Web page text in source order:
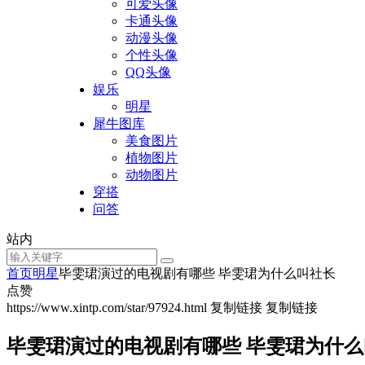
可爱头像
卡通头像
动漫头像
个性头像
QQ头像
娱乐
明星
犀牛图库
美食图片
植物图片
动物图片
穿搭
问答
站内
首页明星毕雯珺演过的电视剧有哪些 毕雯珺为什么叫社长
点赞
https://www.xintp.com/star/97924.html 复制链接 复制链接
毕雯珺演过的电视剧有哪些 毕雯珺为什